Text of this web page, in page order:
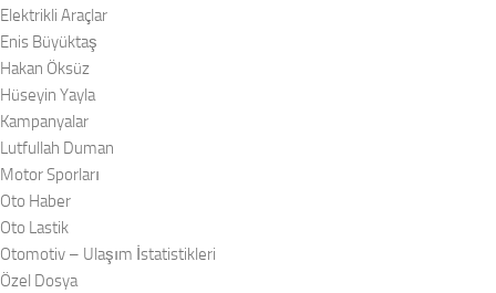
Elektrikli Araçlar
Enis Büyüktaş
Hakan Öksüz
Hüseyin Yayla
Kampanyalar
Lutfullah Duman
Motor Sporları
Oto Haber
Oto Lastik
Otomotiv – Ulaşım İstatistikleri
Özel Dosya